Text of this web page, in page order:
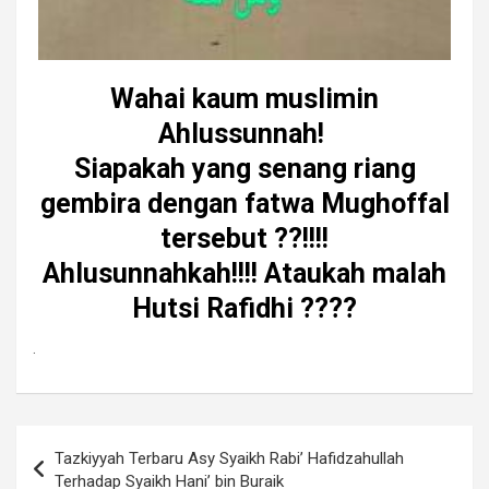
Wahai kaum muslimin
Ahlussunnah!
Siapakah yang senang riang
gembira dengan fatwa Mughoffal
tersebut ??!!!!
Ahlusunnahkah!!!! Ataukah malah
Hutsi Rafidhi ????
.
pos
Tazkiyyah Terbaru Asy Syaikh Rabi’ Hafidzahullah
Terhadap Syaikh Hani’ bin Buraik